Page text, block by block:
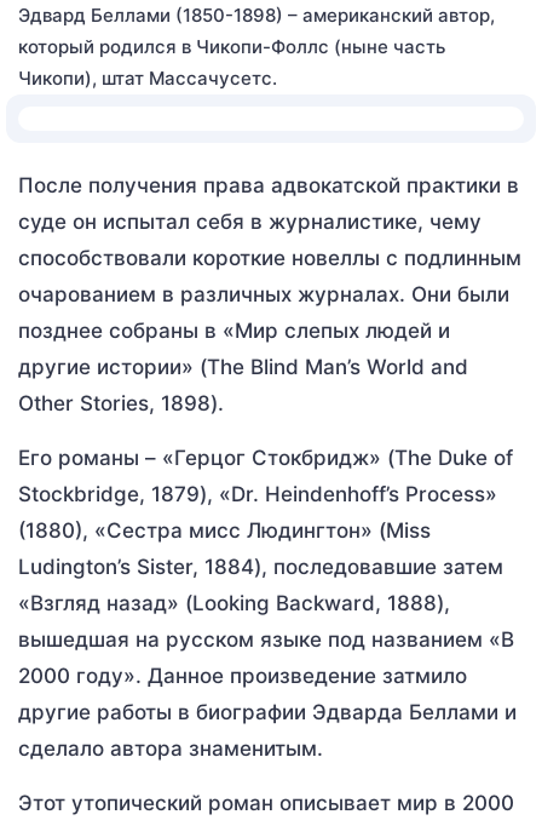
Эдвард Беллами (1850-1898) – американский автор,
который родился в Чикопи-Фоллс (ныне часть
Чикопи), штат Массачусетс.
После получения права адвокатской практики в
суде он испытал себя в журналистике, чему
способствовали короткие новеллы с подлинным
очарованием в различных журналах. Они были
позднее собраны в «Мир слепых людей и
другие истории» (The Blind Man’s World and
Other Stories, 1898).
Его романы – «Герцог Стокбридж» (The Duke of
Stockbridge, 1879), «Dr. Heindenhoff’s Process»
(1880), «Сестра мисс Людингтон» (Miss
Ludington’s Sister, 1884), последовавшие затем
«Взгляд назад» (Looking Backward, 1888),
вышедшая на русском языке под названием «В
2000 году». Данное произведение затмило
другие работы в биографии Эдварда Беллами и
сделало автора знаменитым.
Этот утопический роман описывает мир в 2000